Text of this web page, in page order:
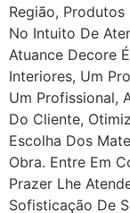
Região,
No Intuito De
Atuance Decore
Interiores, Um
Um Profissional,
Do Cliente,
Escolha Dos
Obra. Entre Em
Prazer Lhe
Sofisticação De